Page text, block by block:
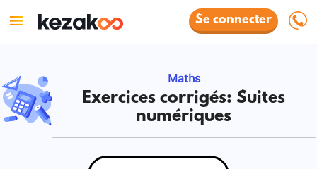
Se connecter
Maths
Exercices corrigés: Suites
numériques